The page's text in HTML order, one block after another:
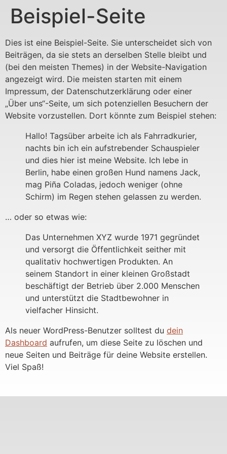
Beispiel-Seite
Dies ist eine Beispiel-Seite. Sie unterscheidet sich von
Beiträgen, da sie stets an derselben Stelle bleibt und
(bei den meisten Themes) in der Website-Navigation
angezeigt wird. Die meisten starten mit einem
Impressum, der Datenschutzerklärung oder einer
„Über uns“-Seite, um sich potenziellen Besuchern der
Website vorzustellen. Dort könnte zum Beispiel stehen:
Hallo! Tagsüber arbeite ich als Fahrradkurier,
nachts bin ich ein aufstrebender Schauspieler
und dies hier ist meine Website. Ich lebe in
Berlin, habe einen großen Hund namens Jack,
mag Piña Coladas, jedoch weniger (ohne
Schirm) im Regen stehen gelassen zu werden.
… oder so etwas wie:
Das Unternehmen XYZ wurde 1971 gegründet
und versorgt die Öffentlichkeit seither mit
qualitativ hochwertigen Produkten. An
seinem Standort in einer kleinen Großstadt
beschäftigt der Betrieb über 2.000 Menschen
und unterstützt die Stadtbewohner in
vielfacher Hinsicht.
Als neuer WordPress-Benutzer solltest du dein
Dashboard aufrufen, um diese Seite zu löschen und
neue Seiten und Beiträge für deine Website erstellen.
Viel Spaß!